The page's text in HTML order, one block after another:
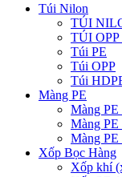
Túi Nilon
TÚI
TÚI
Túi PE
Túi OPP
Túi
Màng PE
Màng PE
Màng PE
Màng PE
Xốp Bọc Hàng
Xốp khí